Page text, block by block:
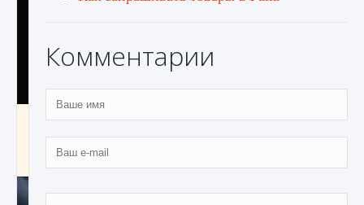
Как разблокировать чертеж счастливого
оружия в MW3 и Warzone
9 августа 2024
Комментарии